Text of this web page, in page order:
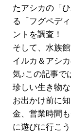
たアシカの「
る「フグペデ
ントを調査！
そして、水族
イルカ＆アシ
気♪この記事で
珍しい生き物
お出かけ前に
金、営業時間
に遊びに行こう